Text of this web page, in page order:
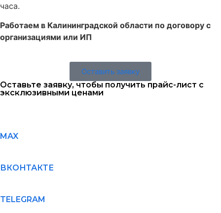
часа.
Работаем в Калининградской области по договору с
организациями или ИП
Оставить заявку
Оставьте заявку, чтобы получить прайс-лист с
эксклюзивными ценами
MAX
ВКОНТАКТЕ
TELEGRAM